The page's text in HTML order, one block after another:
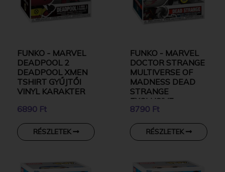
FUNKO - MARVEL
DEADPOOL 2
DEADPOOL XMEN
TSHIRT GYŰJTŐI
VINYL KARAKTER
6890 Ft
RÉSZLETEK
FUNKO - MARVEL
DOCTOR STRANGE
MULTIVERSE OF
MADNESS DEAD
STRANGE
EXCLUSIVE
GYŰJTŐI VINYL
8790 Ft
RÉSZLETEK